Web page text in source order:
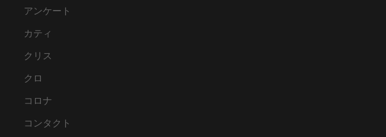
アンケート
カティ
クリス
クロ
コロナ
コンタクト